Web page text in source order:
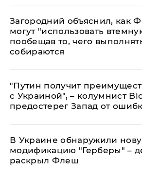
Загородний объяснил, как
могут "использовать
пообещав то, чего
собираются
"Путин получит
с Украиной", – колумнист
предостерег Запад от
В Украине обнаружили
модификацию "Герберы" –
раскрыл Флеш